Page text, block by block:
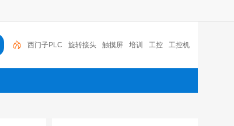
西门子PLC 旋转接头 触摸屏 培训 工控 工控机
变送器 球阀 plc 阀门